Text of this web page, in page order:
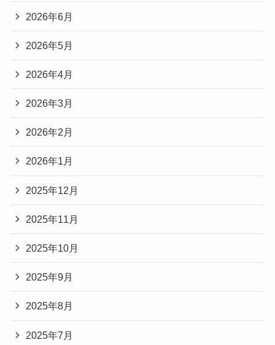
2026年6月
2026年5月
2026年4月
2026年3月
2026年2月
2026年1月
2025年12月
2025年11月
2025年10月
2025年9月
2025年8月
2025年7月